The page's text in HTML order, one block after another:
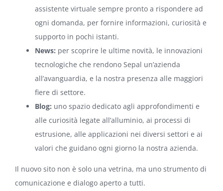
assistente virtuale sempre pronto a rispondere ad
ogni domanda, per fornire informazioni, curiosità e
supporto in pochi istanti.
News: per scoprire le ultime novità, le innovazioni
tecnologiche che rendono Sepal un’azienda
all’avanguardia, e la nostra presenza alle maggiori
fiere di settore.
Blog: uno spazio dedicato agli approfondimenti e
alle curiosità legate all’alluminio, ai processi di
estrusione, alle applicazioni nei diversi settori e ai
valori che guidano ogni giorno la nostra azienda.
Il nuovo sito non è solo una vetrina, ma uno strumento di
comunicazione e dialogo aperto a tutti.